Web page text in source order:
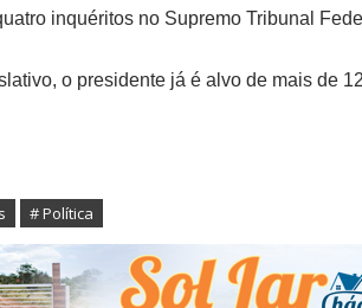
inquéritos no Supremo Tribunal
o presidente já é alvo de mais de
# Política